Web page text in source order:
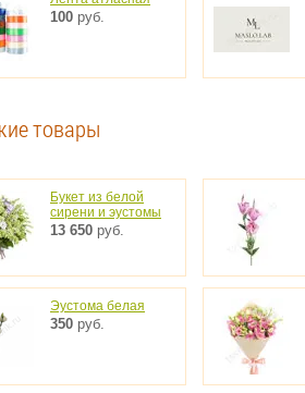
100 руб.
товары
Букет из белой
сирени и эустомы
13 650 руб.
Эустома белая
350 руб.